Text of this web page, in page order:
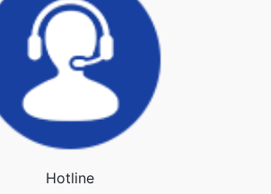
Hotline